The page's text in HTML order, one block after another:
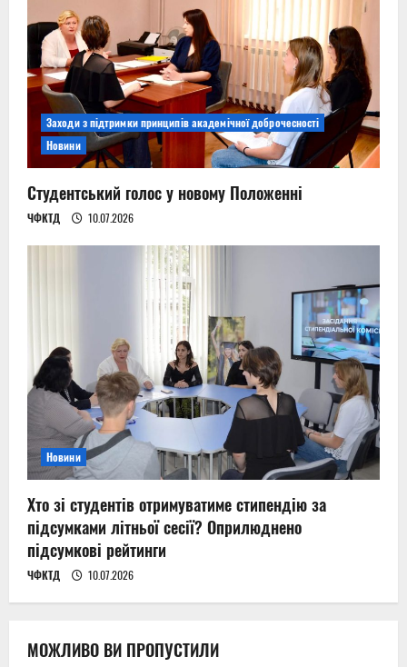
Заходи з підтримки принципів академічної доброчесності
Новини
Студентський голос у новому Положенні
ЧФКТД 10.07.2026
Новини
Хто зі студентів отримуватиме стипендію за
підсумками літньої сесії? Оприлюднено
підсумкові рейтинги
ЧФКТД 10.07.2026
МОЖЛИВО ВИ ПРОПУСТИЛИ